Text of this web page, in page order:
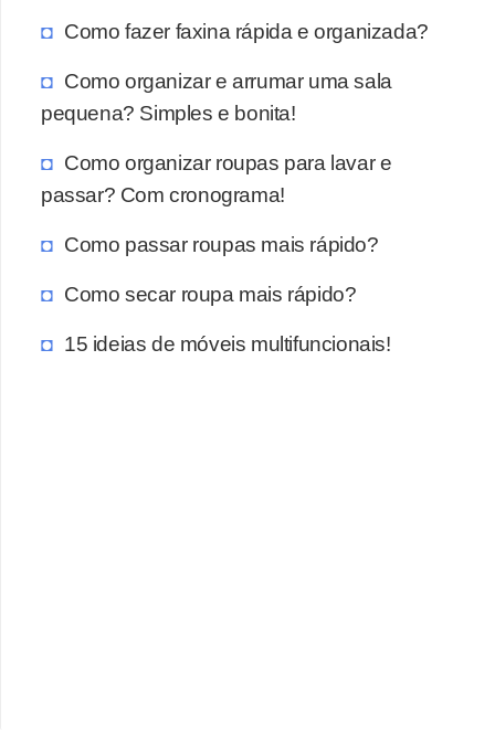
Como fazer faxina rápida e organizada?
Como organizar e arrumar uma sala
pequena? Simples e bonita!
Como organizar roupas para lavar e
passar? Com cronograma!
Como passar roupas mais rápido?
Como secar roupa mais rápido?
15 ideias de móveis multifuncionais!